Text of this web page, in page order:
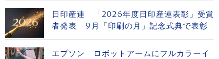
日印産連 「2026年度日印産連表彰」受賞
者発表 9月「印刷の月」記念式典で表彰
エプソン ロボットアームにフルカラーイ